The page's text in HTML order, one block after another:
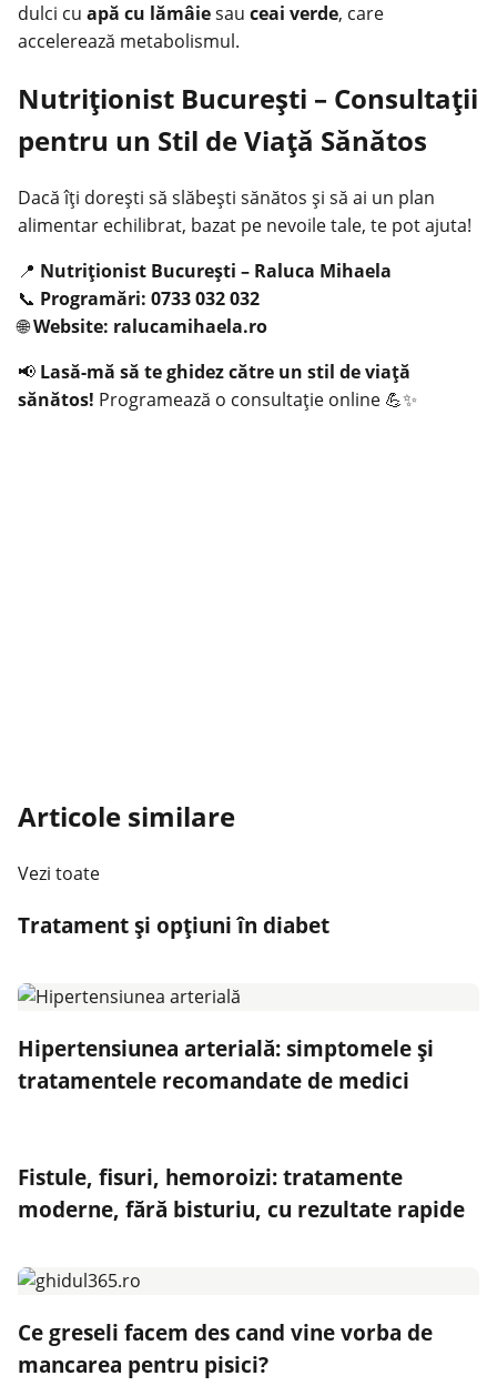
dulci cu apă cu lămâiesau ceai verde, care
accelerează metabolismul.
Nutriționist București – Consultații
pentru un Stil de Viață Sănătos
Dacă îți dorești să slăbești sănătos și să ai un plan
alimentar echilibrat, bazat pe nevoile tale, te pot ajuta!
📍 Nutriționist București – Raluca Mihaela
📞 Programări: 0733 032 032
🌐Website: ralucamihaela.ro
📢 Lasă-mă să te ghidez către un stil de viață
sănătos! Programează o consultație online 💪✨
Articole similare
Vezi toate
Tratament și opțiuni în diabet
Hipertensiunea arterială: simptomele și
tratamentele recomandate de medici
Fistule, fisuri, hemoroizi: tratamente
moderne, fără bisturiu, cu rezultate rapide
Ce greseli facem des cand vine vorba de
mancarea pentru pisici?